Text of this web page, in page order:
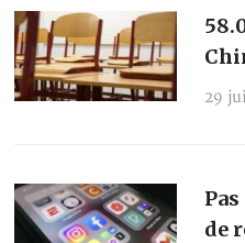
29
de